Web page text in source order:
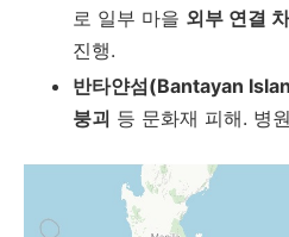
로 일부 마을 외부 연결
진행.
반타얀섬(Bantayan
붕괴 등 문화재 피해. 병